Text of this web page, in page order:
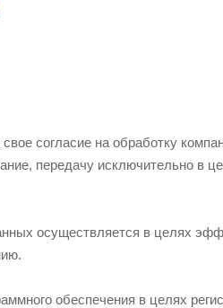
согласие на обработку
передачу исключительно в
осуществляется в целях
обеспечения в целях